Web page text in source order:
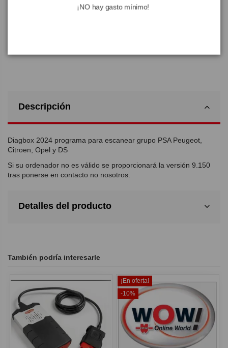
Descripción
Diagbox 2024 programa para escanear grupo PSA Peugeot,
Citroen, Opel y DS
Si su ordenador no es válido se proporcionará la versión 9.150
tras ponerse en contacto no nosotros.
Detalles del producto
También podría interesarle
¡En oferta!
-10%
¡NO hay gasto mínimo!